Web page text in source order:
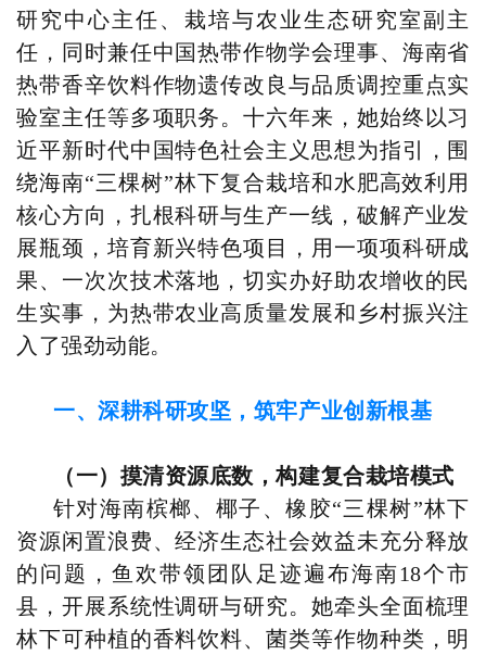
研究中心主任、栽培与农业生态研究室副主
任，同时兼任中国热带作物学会理事、海南省
热带香辛饮料作物遗传改良与品质调控重点实
验室主任等多项职务。十六年来，她始终以习
近平新时代中国特色社会主义思想为指引，围
绕海南“三棵树”林下复合栽培和水肥高效利用
核心方向，扎根科研与生产一线，破解产业发
展瓶颈，培育新兴特色项目，用一项项科研成
果、一次次技术落地，切实办好助农增收的民
生实事，为热带农业高质量发展和乡村振兴注
入了强劲动能。
一、深耕科研攻坚，筑牢产业创新根基
（一）摸清资源底数，构建复合栽培模式
针对海南槟榔、椰子、橡胶“三棵树”林下
资源闲置浪费、经济生态社会效益未充分释放
的问题，鱼欢带领团队足迹遍布海南18个市
县，开展系统性调研与研究。她牵头全面梳理
林下可种植的香料饮料、菌类等作物种类，明